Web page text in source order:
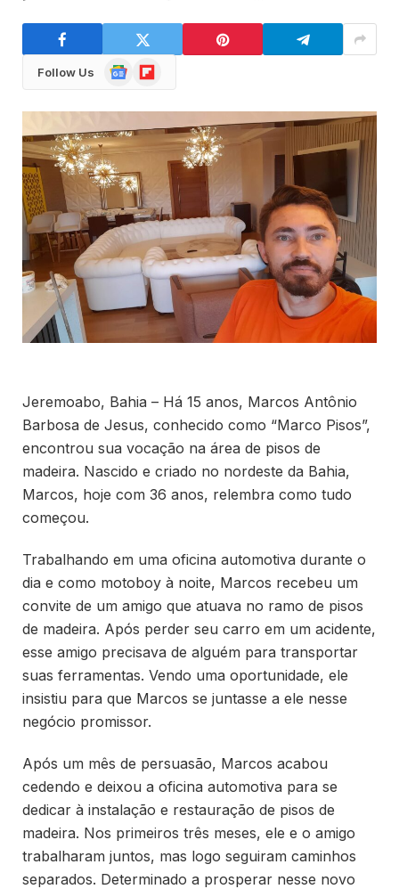
Follow Us
GoogleFlipboard
Jeremoabo, Bahia – Há 15 anos, Marcos Antônio
Barbosa de Jesus, conhecido como “Marco Pisos”,
encontrou sua vocação na área de pisos de
madeira. Nascido e criado no nordeste da Bahia,
Marcos, hoje com 36 anos, relembra como tudo
começou.
Trabalhando em uma oficina automotiva durante o
dia e como motoboy à noite, Marcos recebeu um
convite de um amigo que atuava no ramo de pisos
de madeira. Após perder seu carro em um acidente,
esse amigo precisava de alguém para transportar
suas ferramentas. Vendo uma oportunidade, ele
insistiu para que Marcos se juntasse a ele nesse
negócio promissor.
Após um mês de persuasão, Marcos acabou
cedendo e deixou a oficina automotiva para se
dedicar à instalação e restauração de pisos de
madeira. Nos primeiros três meses, ele e o amigo
trabalharam juntos, mas logo seguiram caminhos
separados. Determinado a prosperar nesse novo